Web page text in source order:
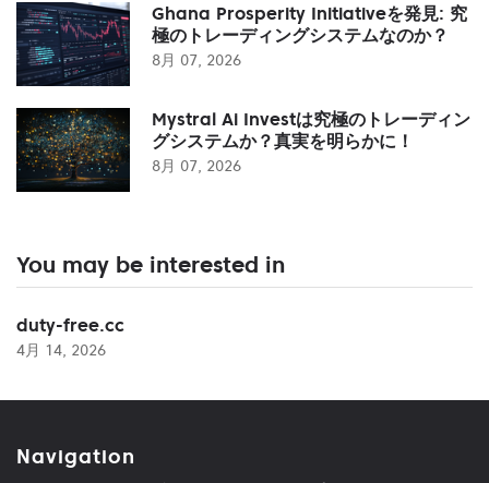
Ghana Prosperity Initiativeを発見: 究
極のトレーディングシステムなのか？
8月 07, 2026
Mystral Ai Investは究極のトレーディン
グシステムか？真実を明らかに！
8月 07, 2026
You may be interested in
duty-free.cc
4月 14, 2026
Navigation